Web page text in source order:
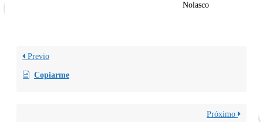
Nolasco
Previo
Copiarme
Próximo